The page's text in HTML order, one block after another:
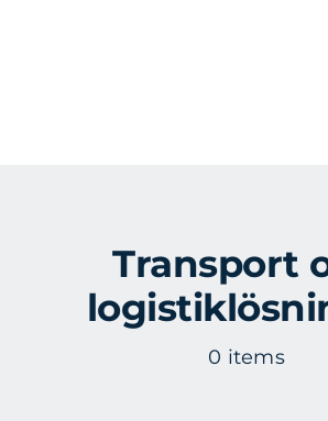
Transport
0 items